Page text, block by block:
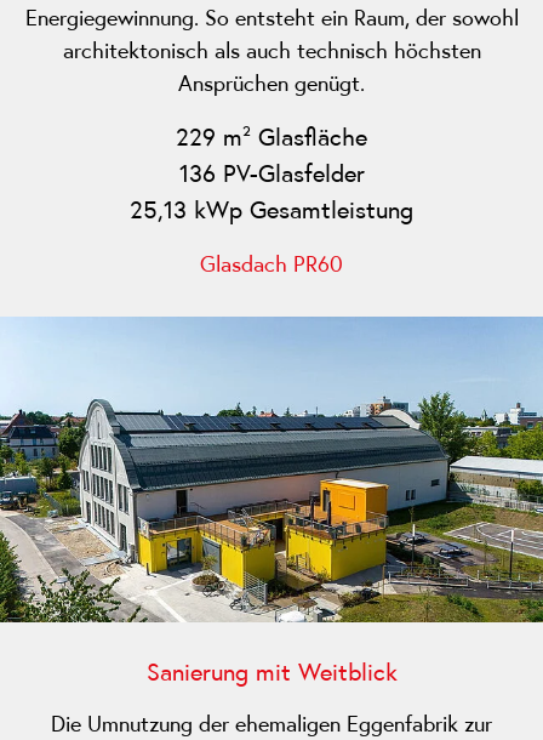
Energiegewinnung. So entsteht ein Raum, der sowohl
architektonisch als auch technisch höchsten
Ansprüchen genügt.
229 m² Glasfläche
136 PV-Glasfelder
25,13 kWp Gesamtleistung
Glasdach PR60
Sanierung mit Weitblick
Die Umnutzung der ehemaligen Eggenfabrik zur